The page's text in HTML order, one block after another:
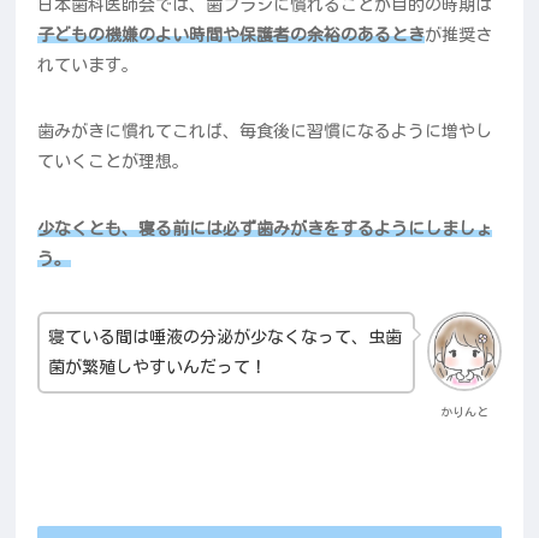
日本歯科医師会では、歯ブラシに慣れることが目的の時期は
子どもの機嫌のよい時間や保護者の余裕のあるときが推奨さ
れています。
歯みがきに慣れてこれば、毎食後に習慣になるように増やし
ていくことが理想。
少なくとも、寝る前には必ず歯みがきをするようにしましょ
う。
かりんと
寝ている間は唾液の分泌が少なくなって、虫歯
菌が繁殖しやすいんだって！